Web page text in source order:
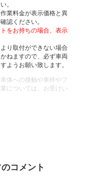
。
業料金が表示価格と異
認ください。
をお持ちの場合、表示
り取付ができない場合
ねますので、必ず車両
ようお願い致します。
体への接触や車枠やフ
については、お受けい
コメント